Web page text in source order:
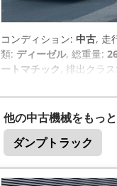
コンディション: 中古, 走
類: ディーゼル, 総重量:
ートマチック, 排出クラス:
キ・システム）, エアコ
他の中古機械をもっ
ダンプトラック